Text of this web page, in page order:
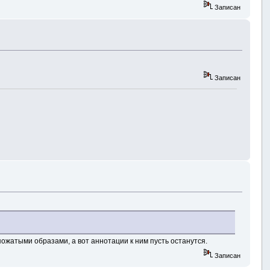
Записан
Записан
образами, а вот аннотации к ним пусть останутся.
Записан